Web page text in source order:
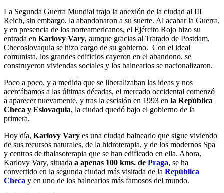
La Segunda Guerra Mundial trajo la anexión de la ciudad al III
Reich, sin embargo, la abandonaron a su suerte. Al acabar la Guerra,
y en presencia de los norteamericanos, el Ejército Rojo hizo su
entrada en Karlovy Vary, aunque gracias al Tratado de Postdam,
Checoslovaquia se hizo cargo de su gobierno. Con el ideal
comunista, los grandes edificios cayeron en el abandono, se
construyeron viviendas sociales y los balnearios se nacionalizaron.
Poco a poco, y a medida que se liberalizaban las ideas y nos
acercábamos a las últimas décadas, el mercado occidental comenzó
a aparecer nuevamente, y tras la escisión en 1993 en la República
Checa y Eslovaquia, la ciudad quedó bajo el gobierno de la
primera.
Hoy día, Karlovy Vary es una ciudad balneario que sigue viviendo
de sus recursos naturales, de la hidroterapia, y de los modernos Spa
y centros de thalasoterapia que se han edificado en ella. Ahora,
Karlovy Vary, situada a apenas 100 kms. de Praga, se ha
convertido en la segunda ciudad más visitada de la República
Checa y en uno de los balnearios más famosos del mundo.